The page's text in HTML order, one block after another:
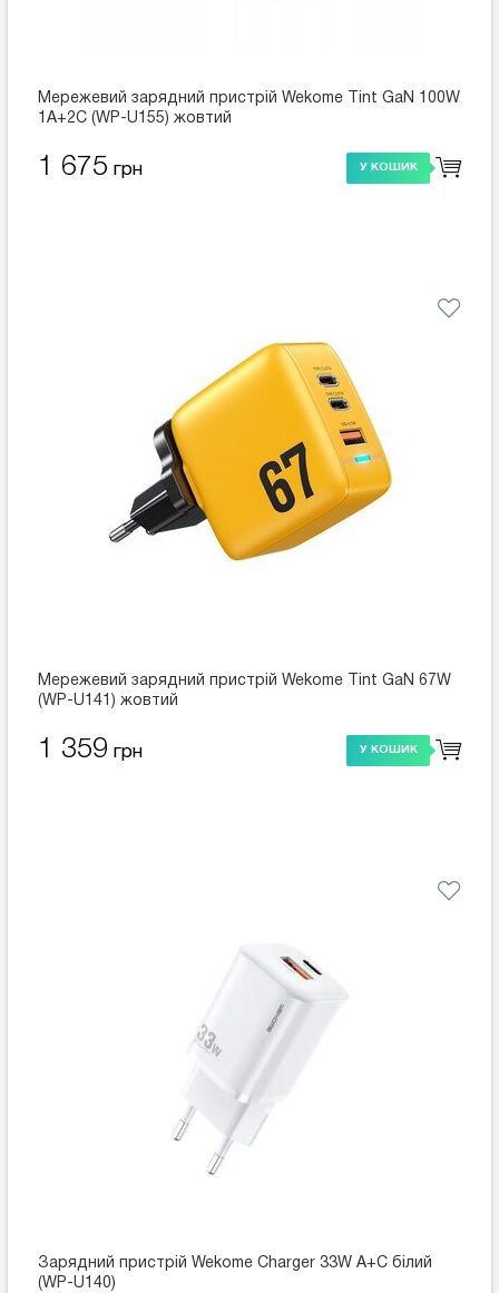
Мережевий зарядний пристрій Wekome Tint GaN 100W
1A+2C (WP-U155) жовтий
1 675 грн У КОШИК
Мережевий зарядний пристрій Wekome Tint GaN 67W
(WP-U141) жовтий
1 359 грн У КОШИК
Зарядний пристрій Wekome Charger 33W A+C білий
(WP-U140)